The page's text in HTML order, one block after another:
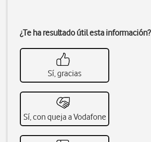
¿Te ha resultado útil esta información?
Sí, gracias
Sí, con queja a Vodafone